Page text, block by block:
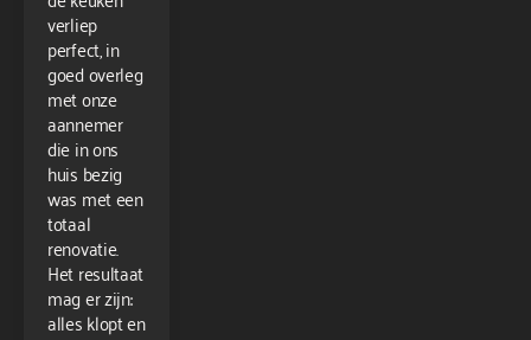
verliep
perfect, in
goed overleg
met onze
aannemer
die in ons
huis bezig
was met een
totaal
renovatie.
Het resultaat
mag er zijn:
alles klopt en